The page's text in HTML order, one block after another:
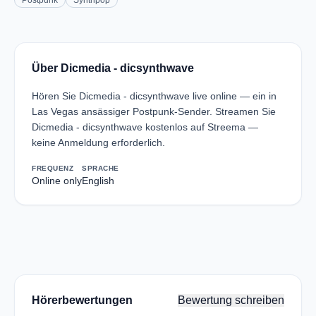
Über Dicmedia - dicsynthwave
Hören Sie Dicmedia - dicsynthwave live online — ein in
Las Vegas ansässiger Postpunk-Sender. Streamen Sie
Dicmedia - dicsynthwave kostenlos auf Streema —
keine Anmeldung erforderlich.
FREQUENZ
Online only
SPRACHE
English
Hörerbewertungen Bewertung schreiben